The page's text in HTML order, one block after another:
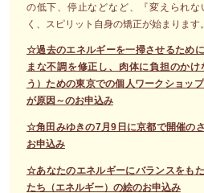
の低下、停止などなど、『変えられ
く、スピリット自身の矯正が始まります。
☆過去のエネルギーを一掃させるため
まな不調を修正し、肉体に負担のか
う）ための東京での個人ワークショッ
が原因～のお申込み
☆角田みゆきの7月9日に京都で開催の
お申込み
☆あなたのエネルギーにバランスをも
たち（エネルギー）の絵のお申込み